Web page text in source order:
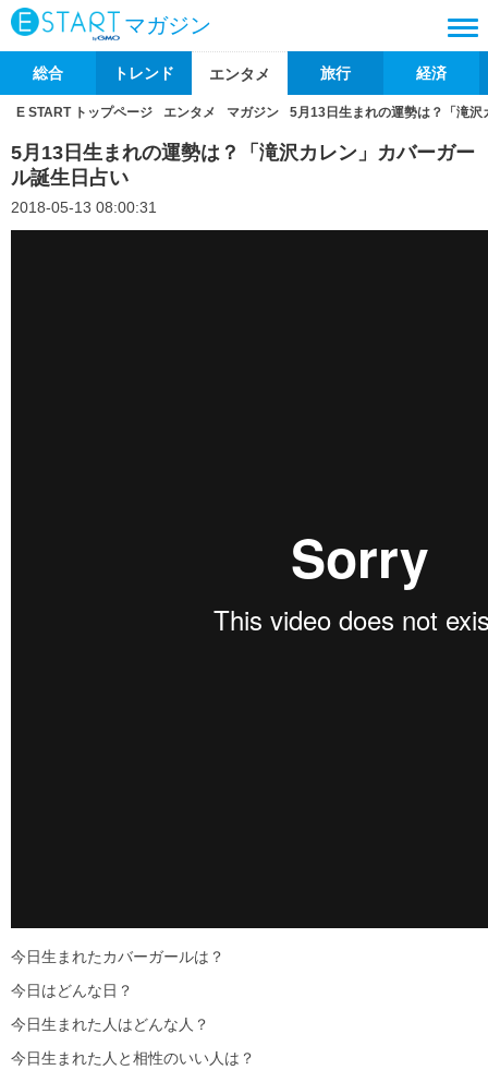
マガジン
総合 トレンド エンタメ 旅行 経済
E START トップページ エンタメ マガジン 5月13日生まれの運勢は？「滝
5月13日生まれの運勢は？「滝沢カレン」カバーガー
ル誕生日占い
2018-05-13 08:00:31
今日生まれたカバーガールは？
今日はどんな日？
今日生まれた人はどんな人？
今日生まれた人と相性のいい人は？